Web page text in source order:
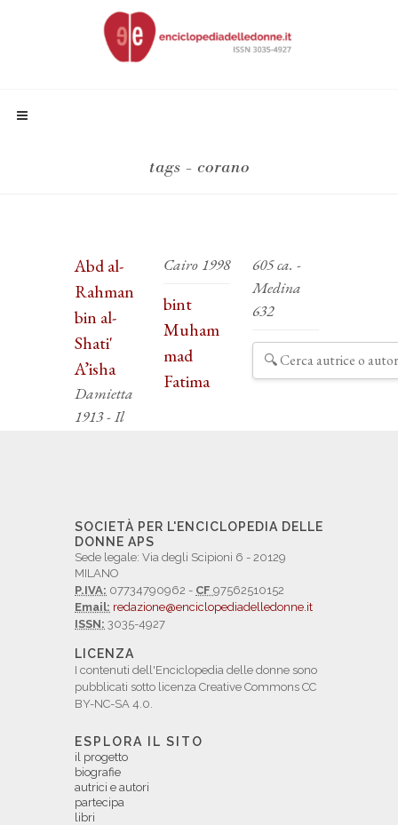
tags - corano
Abd al-
Rahman
bin al-
Shati'
A’isha
Damietta
1913 - Il
Cairo 1998
bint
Muham
mad
Fatima
605 ca. -
Medina
632
SOCIETÀ PER L'ENCICLOPEDIA DELLE
DONNE APS
Sede legale: Via degli Scipioni 6 - 20129
MILANO
P.IVA: 07734790962 - CF 97562510152
Email: redazione@enciclopediadelledonne.it
ISSN: 3035-4927
LICENZA
I contenuti dell'Enciclopedia delle donne sono
pubblicati sotto licenza Creative Commons CC
BY-NC-SA 4.0.
ESPLORA IL SITO
il progetto
biografie
autrici e autori
partecipa
libri